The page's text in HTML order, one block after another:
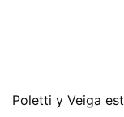
Poletti y Veiga